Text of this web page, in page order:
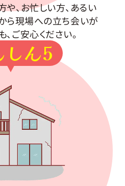
、お忙しい方、あるい
ら現場への立ち会いが
ご安心ください。
しん5